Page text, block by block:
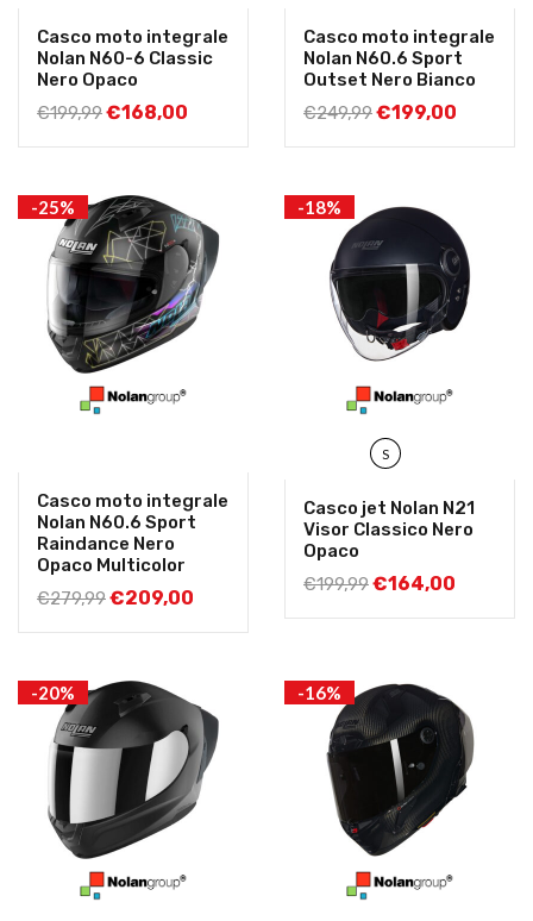
Casco moto integrale
Nolan N60-6 Classic
Nero Opaco
€199,99€168,00
Casco moto integrale
Nolan N60.6 Sport
Outset Nero Bianco
€249,99€199,00
-25%
Casco moto integrale
Nolan N60.6 Sport
Raindance Nero
Opaco Multicolor
€279,99€209,00
-18%
S
Casco jet Nolan N21
Visor Classico Nero
Opaco
€199,99€164,00
-20% -16%